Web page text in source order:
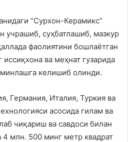
“Сурхон-Керамикс”
суҳбатлашиб, мазкур
фаолиятини бошлаётган
ва меҳнат гузарида
келишиб олинди.
Германия, Италия, Туркия ва
асосида гилам ва
чиқариш ва савдоси билан
4 млн. 500 минг метр квадрат